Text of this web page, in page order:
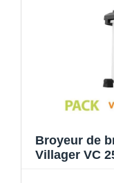
Broyeur de
Villager VC